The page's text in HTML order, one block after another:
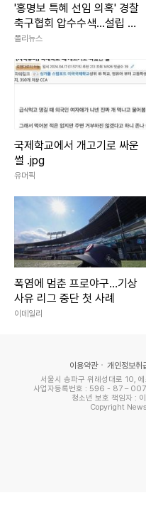
Copyright ⓒ 엑스포츠뉴스 무
본 콘텐츠는 에
'홍명보 특혜 선임 의혹' 경찰
축구협회 압수수색...설립 후
첫 강제 수사
폴리뉴스
국제학교에서 개고기로 싸운
썰 .jpg
유머픽
폭염에 멈춘 프로야구…기상
사유 리그 중단 첫 사례
이데일리
이용약관 개인정보취
서울시 송파구 위례성대로 10,
사업자등록번호 : 596 - 87 –
청소년 보호 책임자 :
Copyright